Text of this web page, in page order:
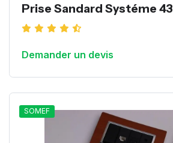
Prise Sandard Systéme 43
Demander un devis
SOMEF